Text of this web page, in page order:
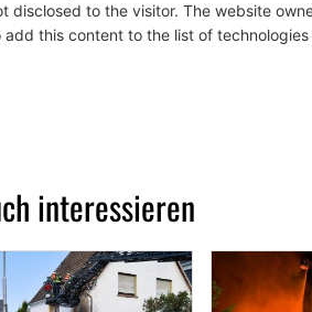
disclosed to the visitor. The website
this content to the list of technologies
interessieren